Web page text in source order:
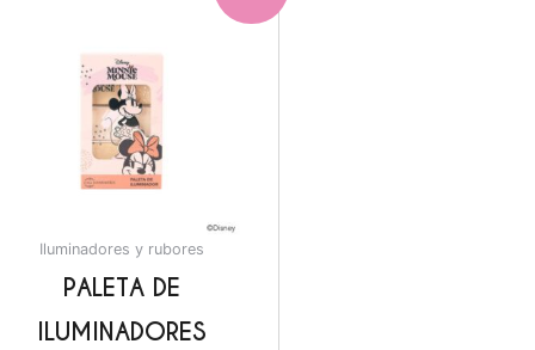
Iluminadores y rubores
PALETA DE
ILUMINADORES
original
era:
$35.000.
precio